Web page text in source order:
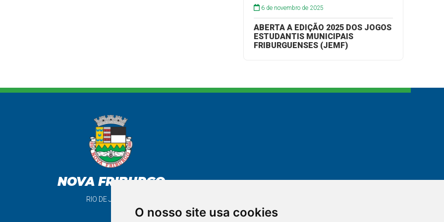
O nosso site usa cookies
6 de novembro de 2025
ABERTA A EDIÇÃO 2025 DOS JOGOS
ESTUDANTIS MUNICIPAIS
FRIBURGUENSES (JEMF)
NOVA FRIBURGO
RIO DE JANEIRO